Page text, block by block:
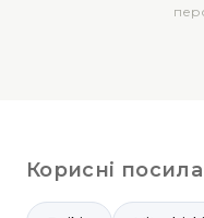
Корисні